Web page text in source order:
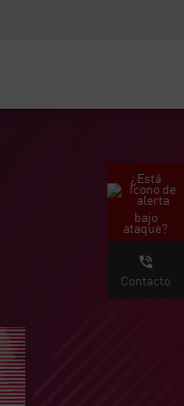
¿Está
bajo
ataque?
Contacto